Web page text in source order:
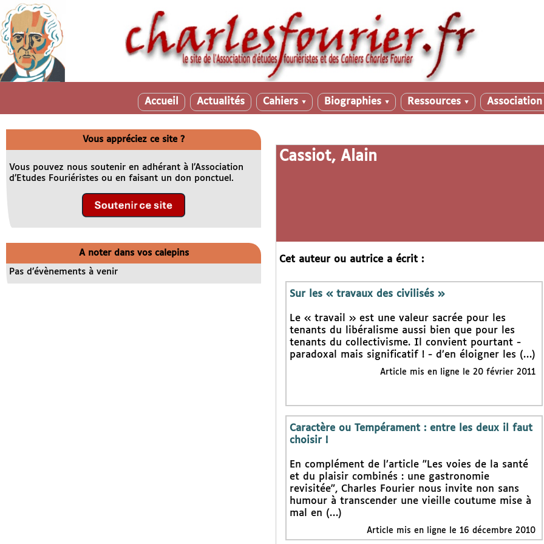
Accueil Actualités Cahiers ▼ Biographies ▼ Ressources ▼
Cassiot, Alain
Cet auteur ou autrice a écrit :
Sur les « travaux des civilisés »
Le « travail » est une valeur sacrée pour les
tenants du libéralisme aussi bien que pour les
tenants du collectivisme. Il convient pourtant -
paradoxal mais significatif ! - d’en éloigner les (…)
Article mis en ligne le 20 février 2011
Caractère ou Tempérament : entre les deux il faut
choisir !
En complément de l’article "Les voies de la santé
et du plaisir combinés : une gastronomie
revisitée", Charles Fourier nous invite non sans
humour à transcender une vieille coutume mise à
mal en (…)
Article mis en ligne le 16 décembre 2010
Vous appréciez ce site ?
Vous pouvez nous soutenir en adhérant à l’Association
d’Etudes Fouriéristes ou en faisant un don ponctuel.
A noter dans vos calepins
Pas d’évènements à venir